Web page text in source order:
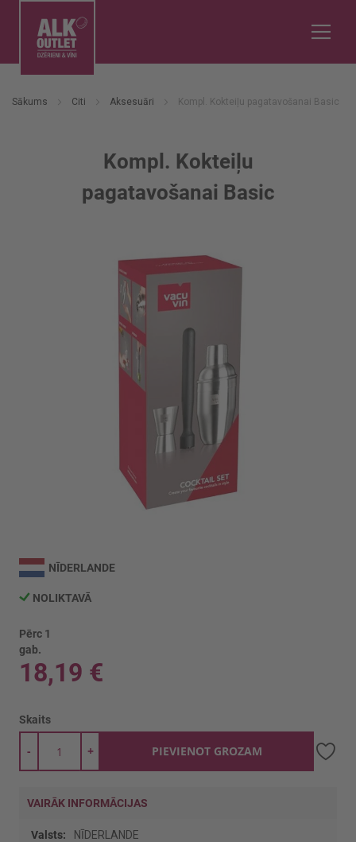
Sākums Citi Aksesuāri Kompl. Kokteiļu pagatavošanai Basic
Kompl. Kokteiļu
pagatavošanai Basic
uz
galerijas
sākumu
NĪDERLANDE
NOLIKTAVĀ
Pērc 1
gab.
18,19 €
Skaits
+
- PIEVIENOT GROZAM
VAIRĀK INFORMĀCIJAS
Vairāk
NĪDERLANDE